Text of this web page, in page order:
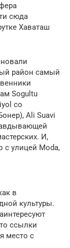
сюда
Хаваташ
район самый
Sogultu
со
Ali Suavi
И,
с улицей Moda,
в
культуры.
ссылки
место с